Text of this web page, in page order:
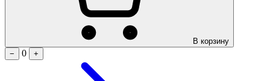
В корзину
−
0 +